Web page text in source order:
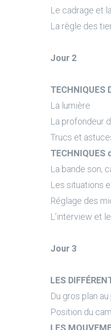
Le cadrage et
La règle des
Jour 2
TECHNIQUES
La lumière
La profondeur
Trucs et
TECHNIQUES
La bande son,
Les situations
Réglage des
L’interview et le
Jour 3
LES
Du gros plan
Position du
LES